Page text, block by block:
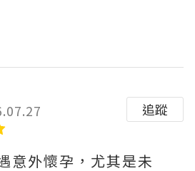
追蹤
意外懷孕，尤其是未